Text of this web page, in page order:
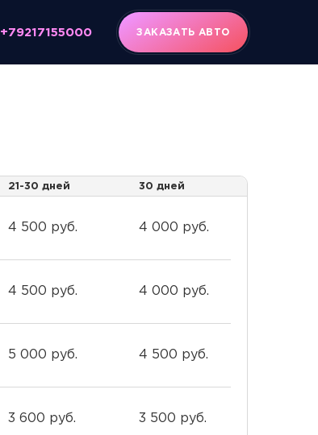
+79217155000 ЗАКАЗАТЬ АВТО
21-30 дней 30 дней
4 500 руб. 4 000 руб.
4 500 руб. 4 000 руб.
5 000 руб. 4 500 руб.
3 600 руб. 3 500 руб.